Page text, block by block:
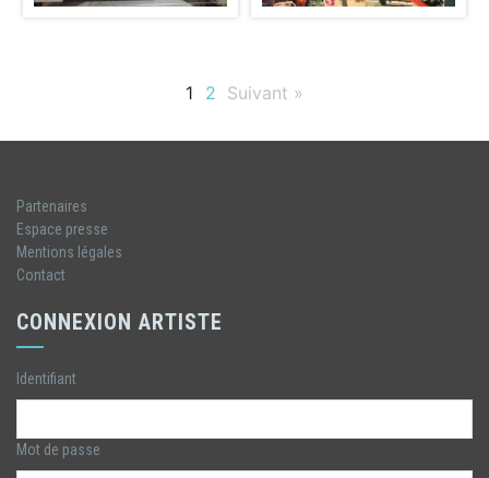
1 2 Suivant »
Partenaires
Espace presse
Mentions légales
Contact
CONNEXION ARTISTE
Identifiant
Mot de passe